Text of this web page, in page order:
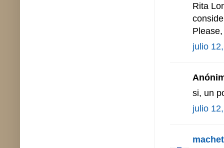
Rita
julio
si, un
julio